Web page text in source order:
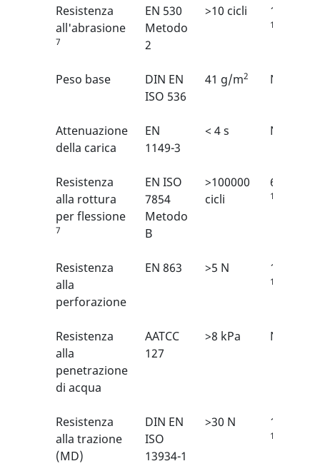
Resistenza
all'abrasione
7
EN 530
Metodo
2
>10 cicli 1/6
1
Peso base
DIN EN
ISO 536
41 g/m2 N/A
Attenuazione
della carica
EN
1149-3
< 4 s N/A
Resistenza
alla rottura
per flessione
7
EN ISO
7854
Metodo
B
>100000
cicli
6/6
1
Resistenza
alla
perforazione
EN 863 >5 N 1/6
1
Resistenza
alla
penetrazione
di acqua
AATCC
127
>8 kPa N/A
Resistenza
alla trazione
(MD)
DIN EN
ISO
13934-1
>30 N 1/6
1